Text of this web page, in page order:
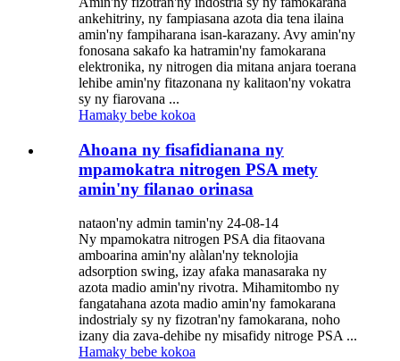
ankehitriny, ny fampiasana azota dia tena ilaina
amin'ny fampiharana isan-karazany. Avy amin'ny
fonosana sakafo ka hatramin'ny famokarana
elektronika, ny nitrogen dia mitana anjara toerana
lehibe amin'ny fitazonana ny kalitaon'ny vokatra
sy ny fiarovana ...
Hamaky bebe kokoa
Ahoana ny fisafidianana ny
mpamokatra nitrogen PSA mety
amin'ny filanao orinasa
nataon'ny admin tamin'ny 24-08-14
Ny mpamokatra nitrogen PSA dia fitaovana
amboarina amin'ny alàlan'ny teknolojia
adsorption swing, izay afaka manasaraka ny
azota madio amin'ny rivotra. Mihamitombo ny
fangatahana azota madio amin'ny famokarana
indostrialy sy ny fizotran'ny famokarana, noho
izany dia zava-dehibe ny misafidy nitroge PSA ...
Hamaky bebe kokoa